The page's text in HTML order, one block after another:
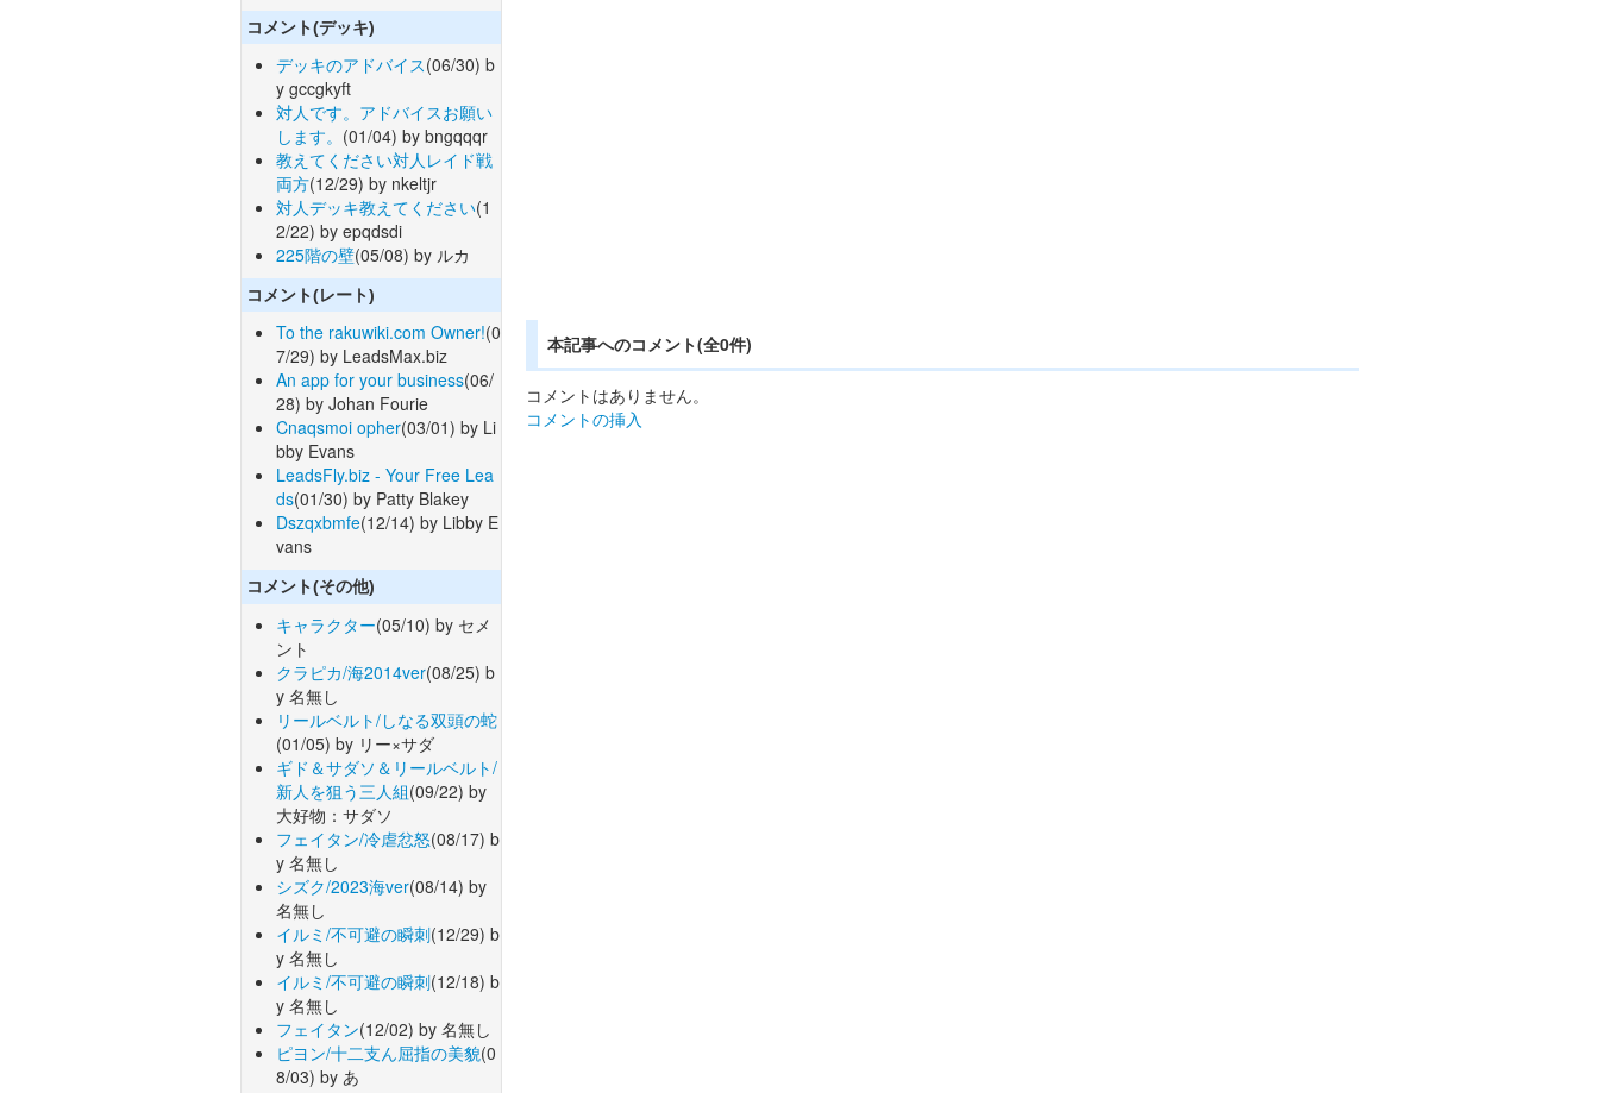
コメント(デッキ)
デッキのアドバイス(06/30) b
y gccgkyft
対人です。アドバイスお願い
します。 (01/04) by bngqqqr
教えてください対人レイド戦
両方(12/29) by nkeltjr
対人デッキ教えてください(1
2/22) by epqdsdi
225階の壁(05/08) by ルカ
コメント(レート)
To the rakuwiki.com Owner!(0
7/29) by LeadsMax.biz
An app for your business(06/
28) by Johan Fourie
Cnaqsmoi opher(03/01) by Li
bby Evans
LeadsFly.biz - Your Free Lea
ds(01/30) by Patty Blakey
Dszqxbmfe(12/14) by Libby E
vans
コメント(その他)
キャラクター(05/10) by セメ
ント
クラピカ/海2014ver(08/25) b
y 名無し
リールベルト/しなる双頭の蛇
(01/05) by リー×サダ
ギド＆サダソ＆リールベルト/
新人を狙う三人組(09/22) by
大好物：サダソ
フェイタン/冷虐忿怒(08/17) b
y 名無し
シズク/2023海ver(08/14) by
名無し
イルミ/不可避の瞬刺(12/29) b
y 名無し
イルミ/不可避の瞬刺(12/18) b
y 名無し
フェイタン(12/02) by 名無し
ピヨン/十二支ん屈指の美貌(0
8/03) by あ
本記事へのコメント(全0件)
コメントはありません。
コメントの挿入